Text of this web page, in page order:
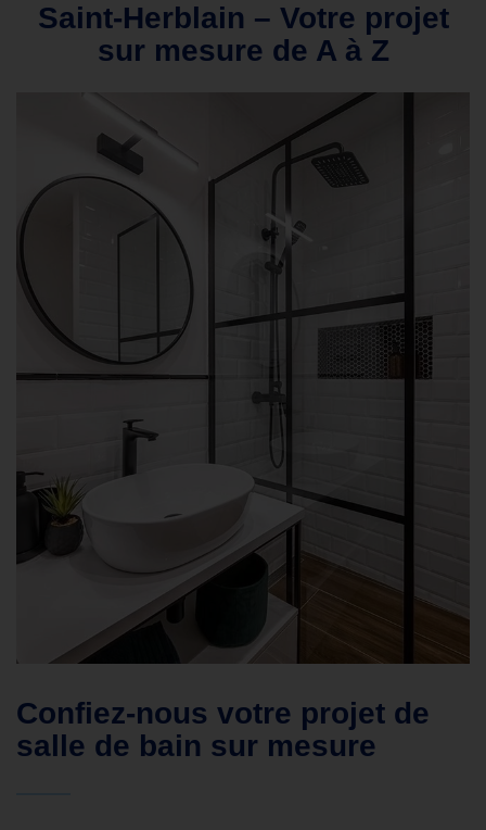
Saint-Herblain – Votre projet
sur mesure de A à Z
Confiez-nous votre projet de
salle de bain sur mesure